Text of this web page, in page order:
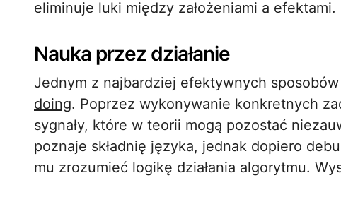
eliminuje luki między założeniami a efektami.
Nauka przez działanie
Jednym z najbardziej efektywnych
doing. Poprzez wykonywanie konkretnych
sygnały, które w teorii mogą pozostać
poznaje składnię języka, jednak dopiero
mu zrozumieć logikę działania algorytmu.